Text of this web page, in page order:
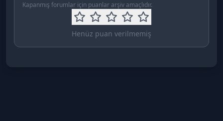
Kapanmış forumlar için puanlar arşiv amaçlıdır.
Henüz puan verilmemiş